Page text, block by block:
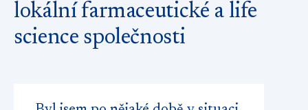
lokální farmaceutické a life
science společnosti